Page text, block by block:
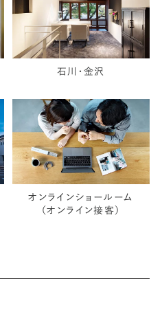
石川・金沢
オンラインショールーム
（オンライン接客）